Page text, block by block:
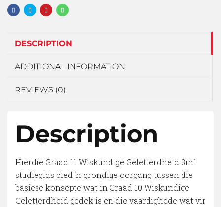
DESCRIPTION
ADDITIONAL INFORMATION
REVIEWS (0)
Description
Hierdie Graad 11 Wiskundige Geletterdheid 3in1
studiegids bied ‘n grondige oorgang tussen die
basiese konsepte wat in Graad 10 Wiskundige
Geletterdheid gedek is en die vaardighede wat vir